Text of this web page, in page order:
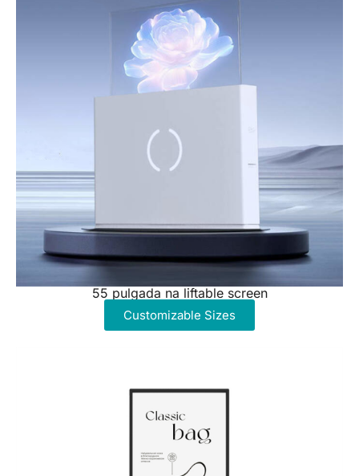
55 pulgada na liftable screen
Customizable Sizes